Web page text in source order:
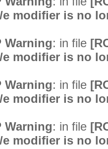
e modifier is no
Warning: in file
e modifier is no
Warning: in file
e modifier is no
Warning: in file
e modifier is no